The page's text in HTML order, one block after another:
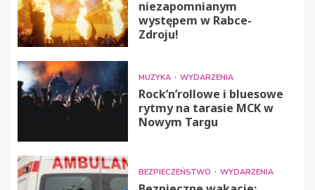
niezapomnianym
występem w Rabce-
Zdroju!
MUZYKA WYDARZENIA
Rock’n’rollowe i bluesowe
rytmy na tarasie MCK w
Nowym Targu
BEZPIECZEŃSTWO WYDARZENIA